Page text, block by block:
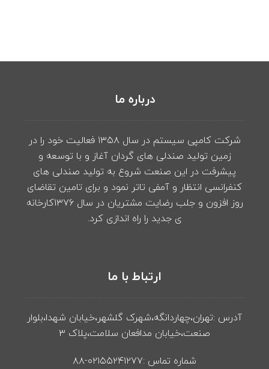
درباره ما
شرکت کامپی سیستم در سال ۱۳۵۸ فعالیت خود را در
زمین تولید صندلی های گردان آغاز و با توسعه و
پیشرفت در این صنعت شروع به تولید صندلی های
کنفرانسی انتظار و آمفی تاتر نمود و برای تامین تقاضای
روز افزون و جلب رضایت مشتریان در سال ۱۳۷۶کارخانه
ی جدید را راه اندازی کرد.
ارتباط با ما
آدرس :تهران،چهاردانگه،شهرک گلشهر،خیابان شهدا،بلوار
صنعت،خیابان مدافعان سلامت،پلاک ۳
شماره تماس :۰۲۱۵۵۲۴۱۲۷۷-۸۸